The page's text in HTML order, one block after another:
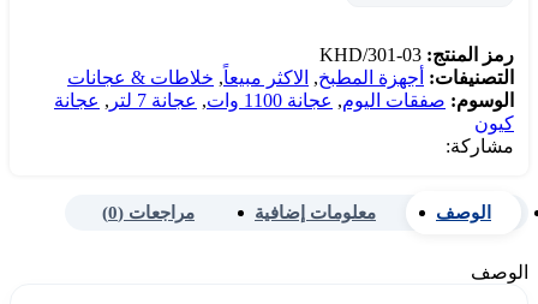
رمز المنتج: KHD/301-03
التصنيفات: أجهزة المطبخ, الاكثر مبيعاً, خلاطات & عجانات
الوسوم: صفقات اليوم, عجانة 1100 وات , عجانة 7 لتر , عجانة
كيون
مشاركة:
الوصف معلومات إضافية مراجعات (0)
الوصف